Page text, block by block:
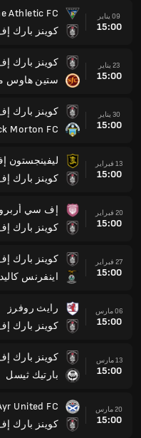
09 يناير
15:00
Athletic FC
كوينز بارك
23 يناير
15:00
كوينز بارك
ستين هاوس
30 يناير
15:00
كوينز بارك
Morton FC
13 فبراير
15:00
كوينز بارك
20 فبراير
15:00
إف سي
كوينز بارك
27 فبراير
15:00
كوينز بارك
اينفرنس
06 مارس
15:00
رايث روفرز
كوينز بارك
13 مارس
15:00
كوينز بارك
بارتيك ثيسل
20 مارس
15:00
United FC
كوينز بارك